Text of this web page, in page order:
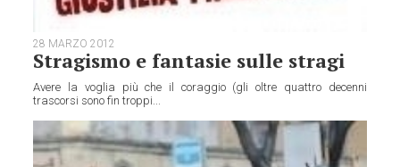
28 MARZO 2012
Stragismo e fantasie sulle stragi
Avere la voglia più che il coraggio (gli oltre quattro decenni
trascorsi sono fin troppi...